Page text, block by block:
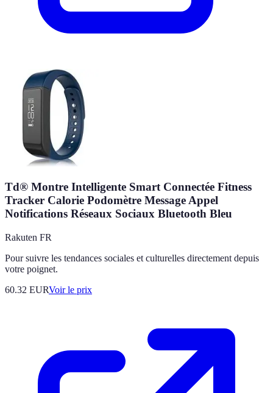
Td® Montre Intelligente Smart Connectée Fitness
Tracker Calorie Podomètre Message Appel
Notifications Réseaux Sociaux Bluetooth Bleu
Rakuten FR
Pour suivre les tendances sociales et culturelles directement depuis
votre poignet.
60.32 EURVoir le prix